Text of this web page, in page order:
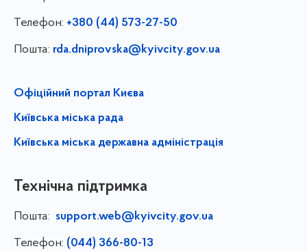
Телефон: +380 (44) 573-27-50
Пошта: rda.dniprovska@kyivcity.gov.ua
Офіційний портал Києва
Київська міська рада
Київська міська державна адміністрація
Технічна підтримка
Пошта: support.web@kyivcity.gov.ua
Телефон: (044) 366-80-13